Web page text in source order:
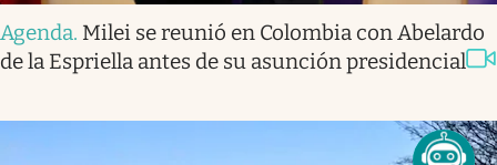
Agenda. Milei se reunió en Colombia con Abelardo
de la Espriella antes de su asunción presidencial